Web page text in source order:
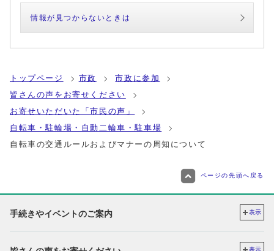
情報が見つからないときは
トップページ 市政
市政に参加
皆さんの声をお寄せください
お寄せいただいた「市民の声」
自転車・駐輪場・自動二輪車・駐車場
⾃転⾞の交通ルールおよびマナーの周知について
ページの先頭へ戻る
手続きやイベントのご案内 表示
表示